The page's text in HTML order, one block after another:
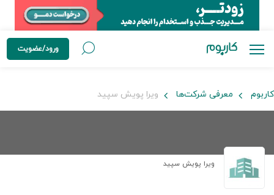
ورود/عضویت
کاربوم معرفی شرکت‌ها ویرا پویش سپید
ویرا پویش سپید